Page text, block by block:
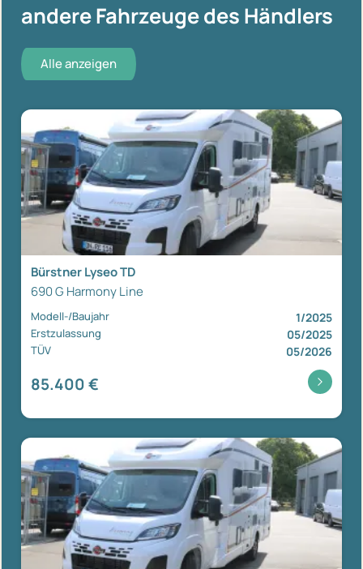
andere Fahrzeuge des Händlers
Alle anzeigen
Bürstner Lyseo TD
690 G Harmony Line
Modell-/Baujahr 1/2025
Erstzulassung 05/2025
TÜV 05/2026
85.400 €